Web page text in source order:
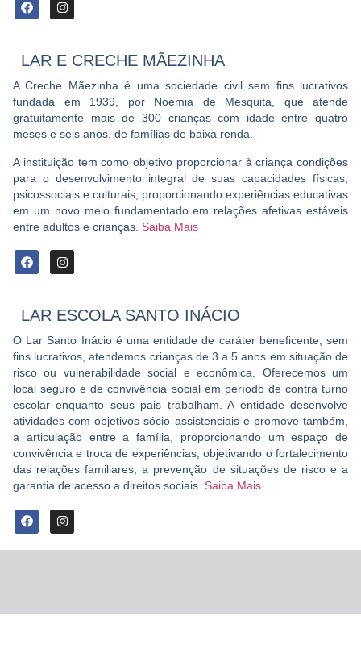
LAR E CRECHE MÃEZINHA
A Creche Mãezinha é uma sociedade civil sem fins lucrativos
fundada em 1939, por Noemia de Mesquita, que atende
gratuitamente mais de 300 crianças com idade entre quatro
meses e seis anos, de famílias de baixa renda.
A instituição tem como objetivo proporcionar à criança condições
para o desenvolvimento integral de suas capacidades físicas,
psicossociais e culturais, proporcionando experiências educativas
em um novo meio fundamentado em relações afetivas estáveis
entre adultos e crianças. Saiba Mais
LAR ESCOLA SANTO INÁCIO
O Lar Santo Inácio é uma entidade de caráter beneficente, sem
fins lucrativos, atendemos crianças de 3 a 5 anos em situação de
risco ou vulnerabilidade social e econômica. Oferecemos um
local seguro e de convivência social em período de contra turno
escolar enquanto seus pais trabalham. A entidade desenvolve
atividades com objetivos sócio assistenciais e promove também,
a articulação entre a família, proporcionando um espaço de
convivência e troca de experiências, objetivando o fortalecimento
das relações familiares, a prevenção de situações de risco e a
garantia de acesso a direitos sociais. Saiba Mais